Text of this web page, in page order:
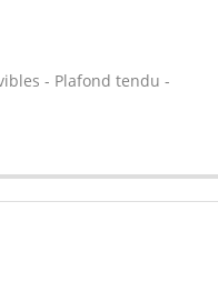
- Plafond tendu -